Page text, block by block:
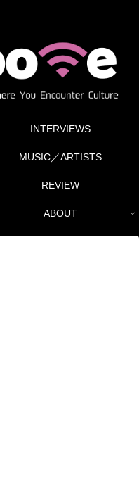
INTERVIEWS
MUSIC／ARTISTS
REVIEW
ABOUT